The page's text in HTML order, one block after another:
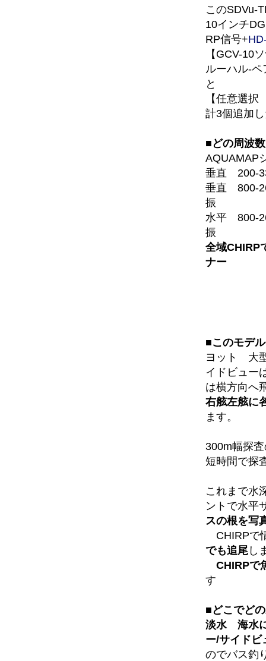
この
10インチ
RP信号+
【GCV-10
ルーハル-
と
【任意選
計3個追加
■どの周波
AQUAMAP
垂直 200-
垂直 800-
振
水平 800-
振
全域CHIRP
ナー
■このモデ
ヨット 大
イドビュー
は横方向へ
右舷左舷に
ます。
300m幅探
短時間で探
これまで水
ントで水平
スの根を写
CHIRPで
でも追尾 し
CHIRPで
す
■どこでど
淡水 海水
ー/サイドビ
のでバス釣